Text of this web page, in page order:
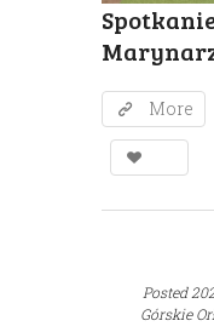
More
Posted
Górskie